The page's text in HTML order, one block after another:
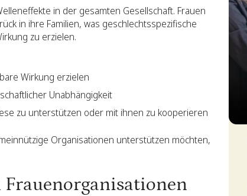
in der gesamten Gesellschaft. Frauen
in ihre Familien, was geschlechtsspezifische
zu erzielen.
Wirkung erzielen
Unabhängigkeit
zu unterstützen oder mit ihnen zu kooperieren
Organisationen unterstützen möchten,